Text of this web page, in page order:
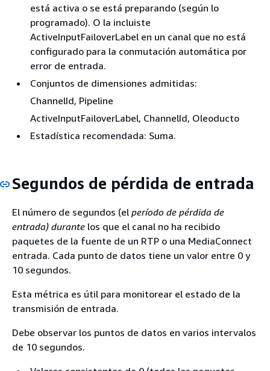
está activa o se está preparando (según lo
programado). O la incluiste
ActiveInputFailoverLabel en un canal que no está
configurado para la conmutación automática por
error de entrada.
Conjuntos de dimensiones admitidas:
ChannelId, Pipeline
ActiveInputFailoverLabel, ChannelId, Oleoducto
Estadística recomendada: Suma.
Segundos de pérdida de entrada
El número de segundos (el período de pérdida de
entrada) durante los que el canal no ha recibido
paquetes de la fuente de un RTP o una MediaConnect
entrada. Cada punto de datos tiene un valor entre 0 y
10 segundos.
Esta métrica es útil para monitorear el estado de la
transmisión de entrada.
Debe observar los puntos de datos en varios intervalos
de 10 segundos.